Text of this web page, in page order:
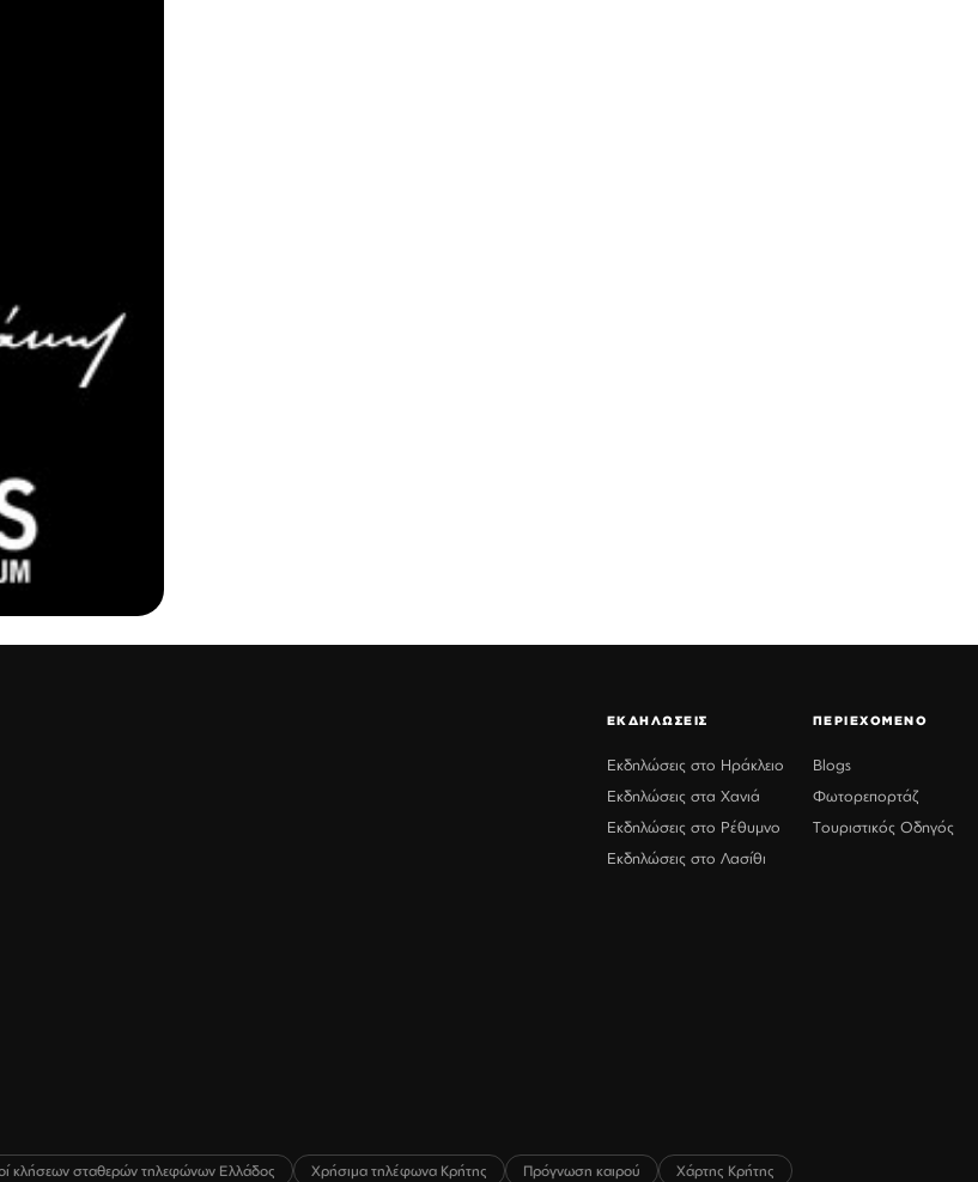
ΕΚΔΗΛΩΣΕΙΣ
Εκδηλώσεις στο Ηράκλειο
Εκδηλώσεις στα Χανιά
Εκδηλώσεις στο Ρέθυμνο
Εκδηλώσεις στο Λασίθι
ΠΕΡΙΕΧΟΜΕΝΟ
Blogs
Φωτορεπορτάζ
Τουριστικός Οδηγός
κλήσεων σταθερών τηλεφώνων Ελλάδος Χρήσιμα τηλέφωνα Κρήτης Πρόγνωση καιρού Χάρτης Κρήτης